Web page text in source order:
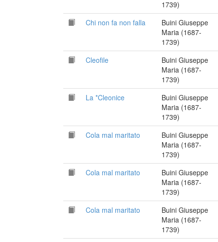
1739)
Chi non fa non falla
Buini Giuseppe
Maria (1687-
1739)
Cleofile
Buini Giuseppe
Maria (1687-
1739)
La *Cleonice
Buini Giuseppe
Maria (1687-
1739)
Cola mal maritato
Buini Giuseppe
Maria (1687-
1739)
Cola mal maritato
Buini Giuseppe
Maria (1687-
1739)
Cola mal maritato
Buini Giuseppe
Maria (1687-
1739)